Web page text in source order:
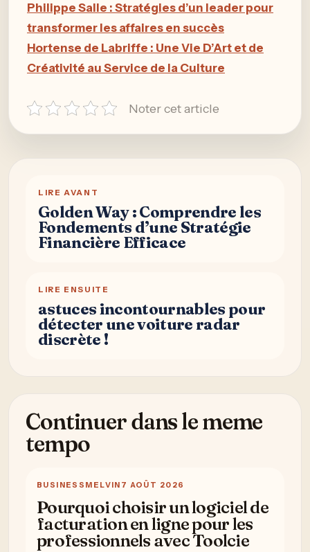
Philippe Salle : Stratégies d’un leader pour
transformer les affaires en succès
Hortense de Labriffe : Une Vie D’Art et de
Créativité au Service de la Culture
Noter cet article
LIRE AVANT
Golden Way : Comprendre les
Fondements d’une Stratégie
Financière Efficace
LIRE ENSUITE
astuces incontournables pour
détecter une voiture radar
discrète !
Continuer dans le meme
tempo
BUSINESS MELVIN 7 AOÛT 2026
Pourquoi choisir un logiciel de
facturation en ligne pour les
professionnels avec Toolcie